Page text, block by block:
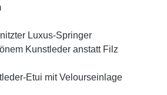
Luxus-Springer
Kunstleder anstatt Filz
Etui mit Velourseinlage